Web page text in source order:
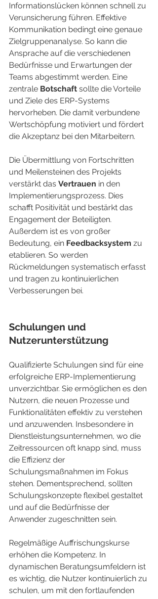
Informationslücken können schnell zu
Verunsicherung führen. Effektive
Kommunikation bedingt eine genaue
Zielgruppenanalyse. So kann die
Ansprache auf die verschiedenen
Bedürfnisse und Erwartungen der
Teams abgestimmt werden. Eine
zentrale Botschaft sollte die Vorteile
und Ziele des ERP-Systems
hervorheben. Die damit verbundene
Wertschöpfung motiviert und fördert
die Akzeptanz bei den Mitarbeitern.
Die Übermittlung von Fortschritten
und Meilensteinen des Projekts
verstärkt das Vertrauen in den
Implementierungsprozess. Dies
schafft Positivität und bestärkt das
Engagement der Beteiligten.
Außerdem ist es von großer
Bedeutung, ein Feedbacksystem zu
etablieren. So werden
Rückmeldungen systematisch erfasst
und tragen zu kontinuierlichen
Verbesserungen bei.
Schulungen und
Nutzerunterstützung
Qualifizierte Schulungen sind für eine
erfolgreiche ERP-Implementierung
unverzichtbar. Sie ermöglichen es den
Nutzern, die neuen Prozesse und
Funktionalitäten effektiv zu verstehen
und anzuwenden. Insbesondere in
Dienstleistungsunternehmen, wo die
Zeitressourcen oft knapp sind, muss
die Effizienz der
Schulungsmaßnahmen im Fokus
stehen. Dementsprechend, sollten
Schulungskonzepte flexibel gestaltet
und auf die Bedürfnisse der
Anwender zugeschnitten sein.
Regelmäßige Auffrischungskurse
erhöhen die Kompetenz. In
dynamischen Beratungsumfeldern ist
es wichtig, die Nutzer kontinuierlich zu
schulen, um mit den fortlaufenden